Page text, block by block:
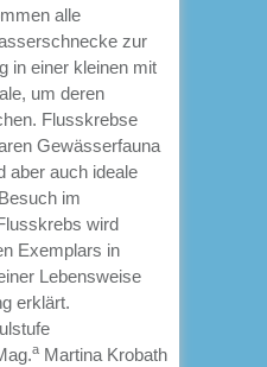
alle
zur
in einer kleinen mit
um deren
Flusskrebse
Gewässerfauna
aber auch ideale
im
wird
Exemplars in
Lebensweise
erklärt.
a Martina Krobath